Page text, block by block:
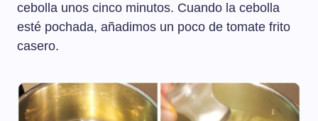
cebolla unos cinco minutos. Cuando la cebolla
esté pochada, añadimos un poco de tomate frito
casero.